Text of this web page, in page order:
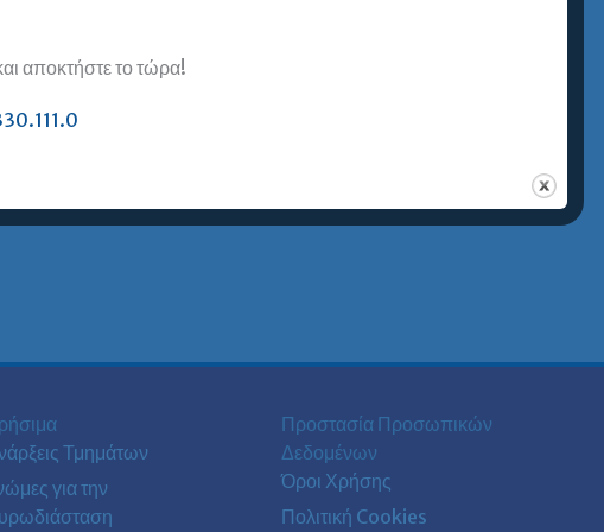
Τμημάτων
για την
Προστασία Προσωπικών
Δεδομένων
Όροι Χρήσης
Πολιτική Cookies
αποκτήστε το τώρα!